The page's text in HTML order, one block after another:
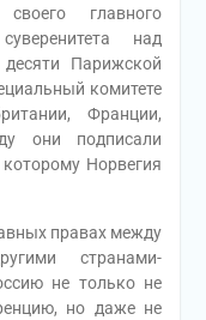
своего главного
над
Парижской
комитете
Франции,
они подписали
Норвегия
правах между
странами-
не только не
но даже не